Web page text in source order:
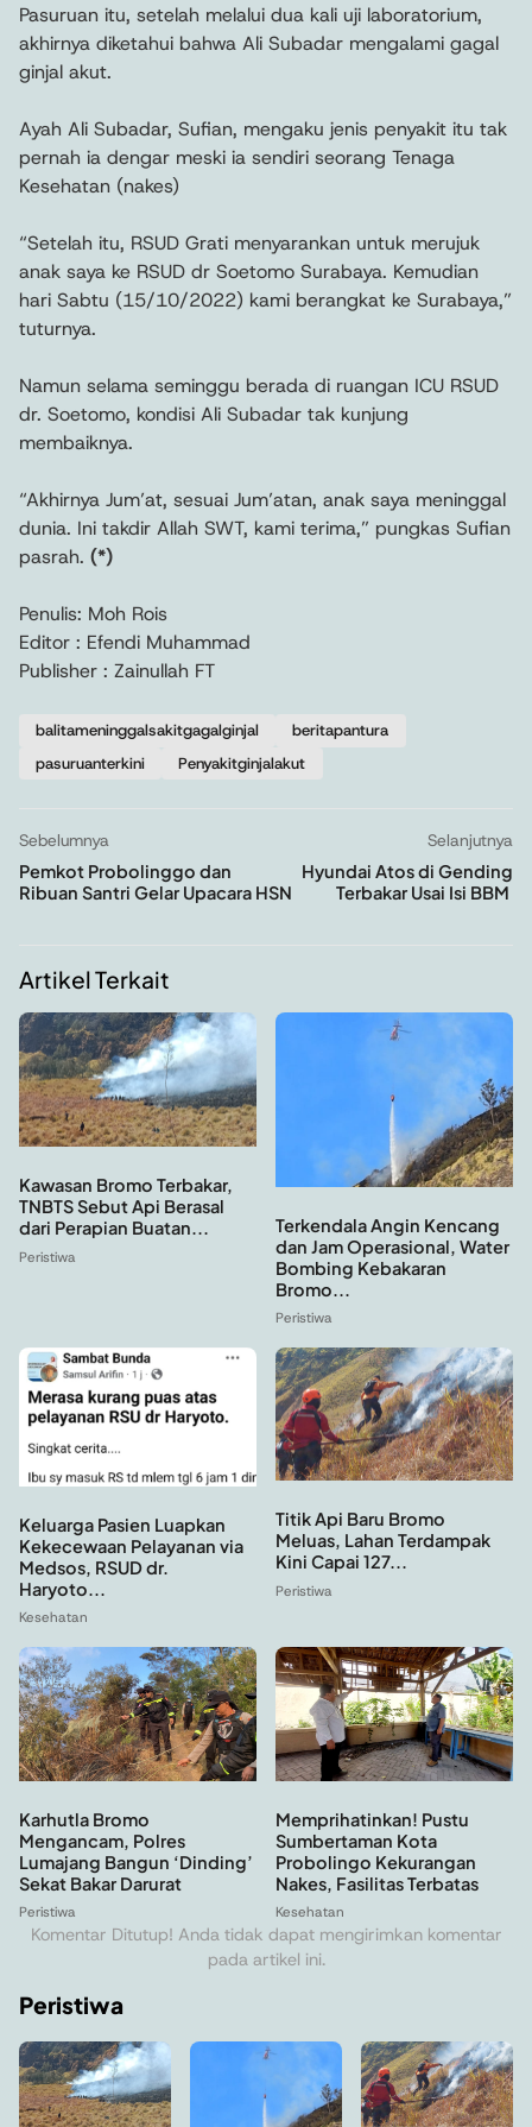
Pasuruan itu, setelah melalui dua kali uji laboratorium,
akhirnya diketahui bahwa Ali Subadar mengalami gagal
ginjal akut.
Ayah Ali Subadar, Sufian, mengaku jenis penyakit itu tak
pernah ia dengar meski ia sendiri seorang Tenaga
Kesehatan (nakes)
“Setelah itu, RSUD Grati menyarankan untuk merujuk
anak saya ke RSUD dr Soetomo Surabaya. Kemudian
hari Sabtu (15/10/2022) kami berangkat ke Surabaya,”
tuturnya.
Namun selama seminggu berada di ruangan ICU RSUD
dr. Soetomo, kondisi Ali Subadar tak kunjung
membaiknya.
“Akhirnya Jum’at, sesuai Jum’atan, anak saya meninggal
dunia. Ini takdir Allah SWT, kami terima,” pungkas Sufian
pasrah. (*)
Penulis: Moh Rois
Editor : Efendi Muhammad
Publisher : Zainullah FT
balitameninggalsakitgagalginjal
beritapantura
pasuruanterkini
Penyakitginjalakut
Sebelumnya
Pemkot Probolinggo dan
Ribuan Santri Gelar Upacara HSN
Selanjutnya
Hyundai Atos di Gending
Terbakar Usai Isi BBM
Artikel Terkait
Kawasan Bromo Terbakar,
TNBTS Sebut Api Berasal
dari Perapian Buatan...
Peristiwa
Terkendala Angin Kencang
dan Jam Operasional, Water
Bombing Kebakaran
Bromo...
Peristiwa
Keluarga Pasien Luapkan
Kekecewaan Pelayanan via
Medsos, RSUD dr.
Haryoto...
Kesehatan
Titik Api Baru Bromo
Meluas, Lahan Terdampak
Kini Capai 127...
Peristiwa
Karhutla Bromo
Mengancam, Polres
Lumajang Bangun ‘Dinding’
Sekat Bakar Darurat
Peristiwa
Memprihatinkan! Pustu
Sumbertaman Kota
Probolingo Kekurangan
Nakes, Fasilitas Terbatas
Kesehatan
Komentar Ditutup! Anda tidak dapat mengirimkan komentar
pada artikel ini.
Peristiwa